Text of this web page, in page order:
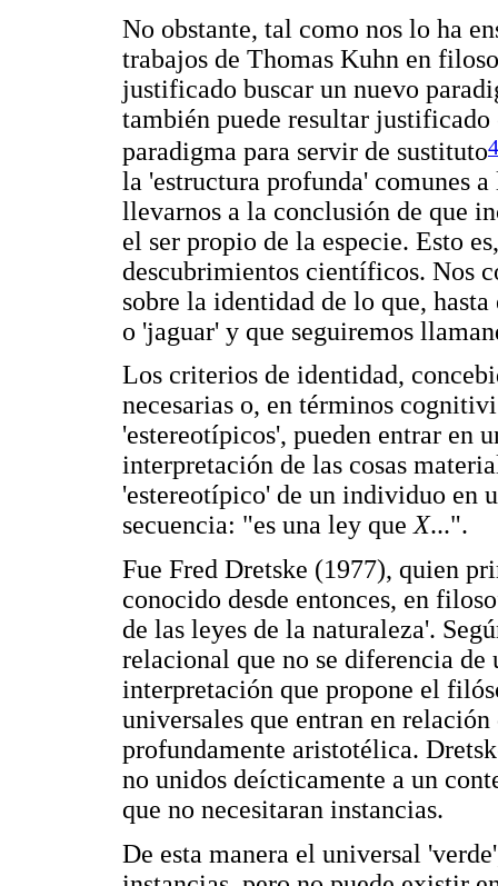
No obstante, tal como nos lo ha
trabajos de Thomas Kuhn en
justificado buscar un nuevo
también puede resultar
paradigma para servir de sustituto4
la 'estructura profunda' comunes
llevarnos a la conclusión de que
el ser propio de la especie. Esto
descubrimientos científicos. Nos
sobre la identidad de lo que,
o 'jaguar' y que seguiremos
Los criterios de identidad,
necesarias o, en términos
'estereotípicos', pueden entrar en
interpretación de las cosas
'estereotípico' de un individuo en
secuencia: "es una ley queX...".
Fue Fred Dretske (1977), quien
conocido desde entonces, en
de las leyes de la naturaleza'.
relacional que no se diferencia de
interpretación que propone el
universales que entran en
profundamente aristotélica.
no unidos deícticamente a un
que no necesitaran instancias.
De esta manera el universal